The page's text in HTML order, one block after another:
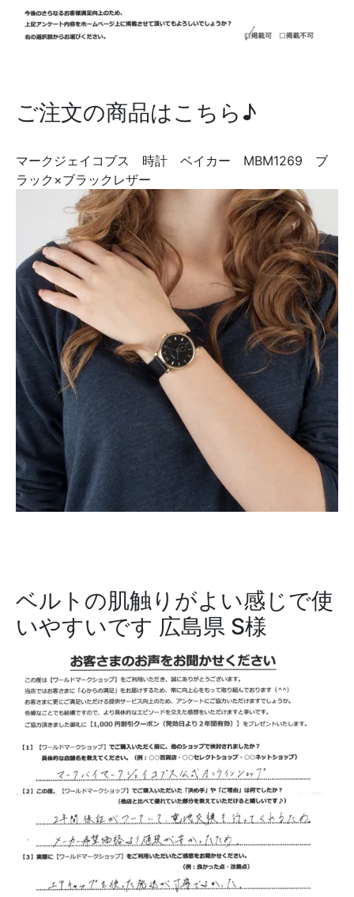
ご注文の商品はこちら♪
マークジェイコブス 時計 ベイカー MBM1269 ブ
ラック×ブラックレザー
ベルトの肌触りがよい感じで使
いやすいです 広島県 S様